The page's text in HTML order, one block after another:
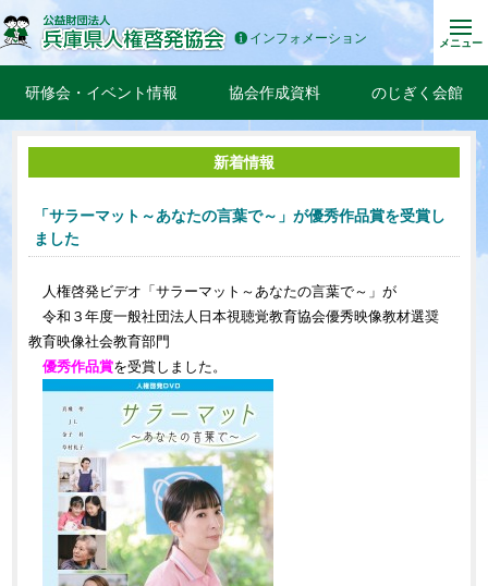
インフォメーション メニュー
研修会・イベント情報 協会作成資料 のじぎく会館
新着情報
「サラーマット～あなたの言葉で～」が優秀作品賞を受賞し
ました
人権啓発ビデオ「サラーマット～あなたの言葉で～」が
令和３年度一般社団法人日本視聴覚教育協会優秀映像教材選奨
教育映像社会教育部門
優秀作品賞を受賞しました。